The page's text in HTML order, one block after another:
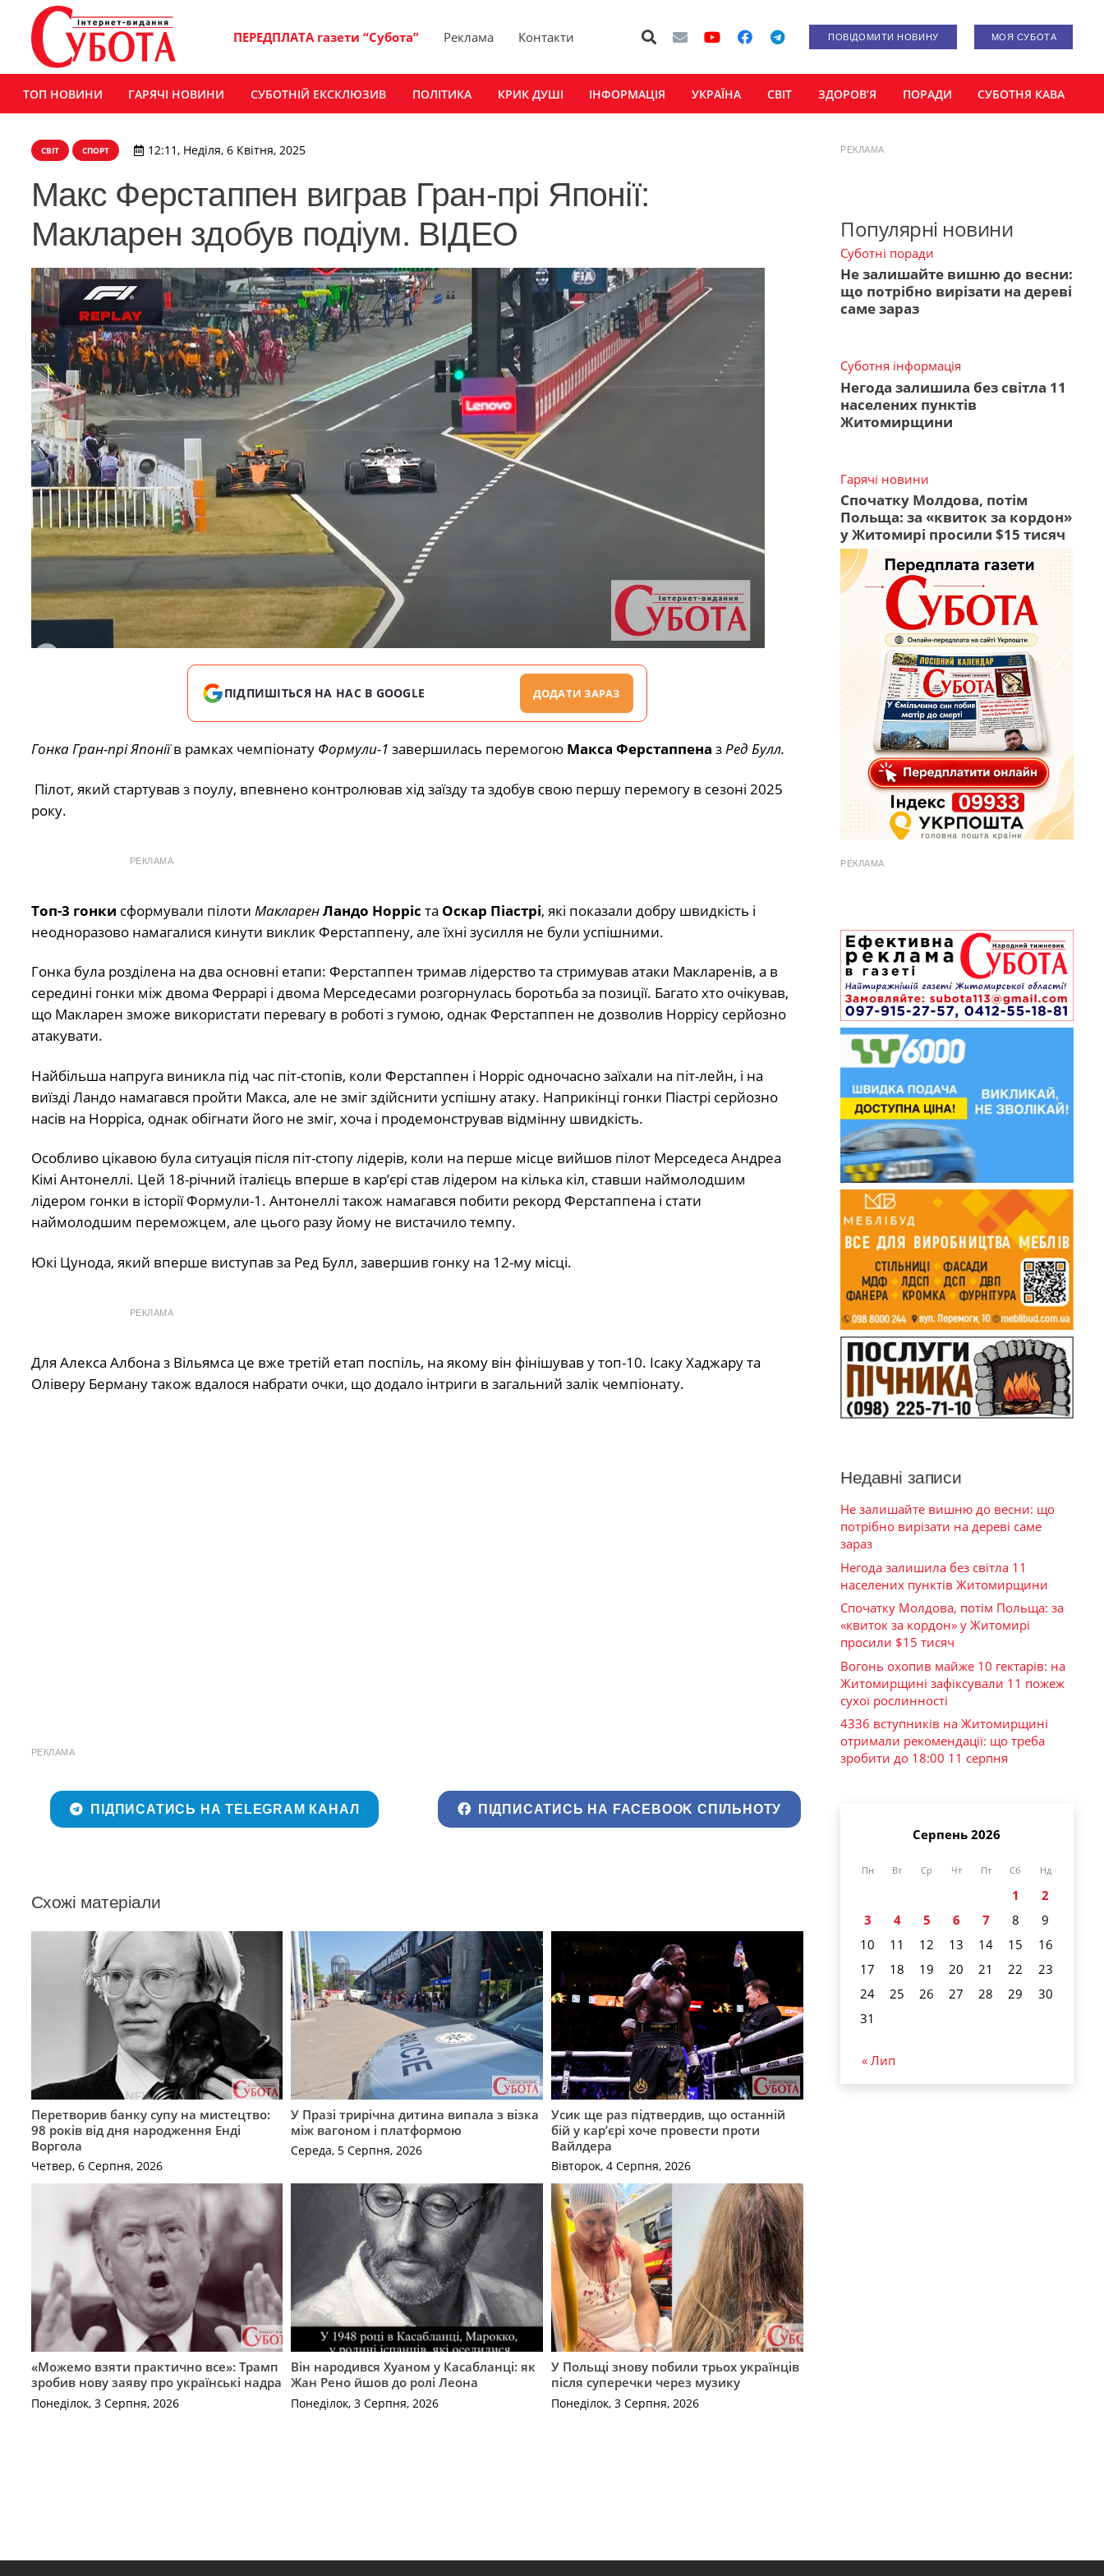
ПЕРЕДПЛАТА газети “Субота” Реклама Контакти ПОВІДОМИТИ НОВИНУ МОЯ СУБОТА
ТОП НОВИНИ ГАРЯЧІ НОВИНИ СУБОТНІЙ ЕКСКЛЮЗИВ ПОЛІТИКА КРИК ДУШІ ІНФОРМАЦІЯ УКРАЇНА СВІТ ЗДОРОВ’Я ПОРАДИ СУБОТНЯ КАВА
СВІТ СПОРТ 12:11, Неділя, 6 Квітня, 2025
Макс Ферстаппен виграв Гран-прі Японії:
Макларен здобув подіум. ВІДЕО
ПІДПИШІТЬСЯ НА НАС В GOOGLE ДОДАТИ ЗАРАЗ
Гонка Гран-прі Японіїв рамках чемпіонату Формули-1 завершилась перемогою Макса Ферстаппена зРед Булл.
Пілот, який стартував з поулу, впевнено контролював хід заїзду та здобув свою першу перемогу в сезоні 2025
року.
РЕКЛАМА
Топ-3 гонки сформували пілоти МакларенЛандо Норріс та Оскар Піастрі, які показали добру швидкість і
неодноразово намагалися кинути виклик Ферстаппену, але їхні зусилля не були успішними.
Гонка була розділена на два основні етапи: Ферстаппен тримав лідерство та стримував атаки Макларенів, а в
середині гонки між двома Феррарі і двома Мерседесами розгорнулась боротьба за позиції. Багато хто очікував,
що Макларен зможе використати перевагу в роботі з гумою, однак Ферстаппен не дозволив Норрісу серйозно
атакувати.
Найбільша напруга виникла під час піт-стопів, коли Ферстаппен і Норріс одночасно заїхали на піт-лейн, і на
виїзді Ландо намагався пройти Макса, але не зміг здійснити успішну атаку. Наприкінці гонки Піастрі серйозно
насів на Норріса, однак обігнати його не зміг, хоча і продемонстрував відмінну швидкість.
Особливо цікавою була ситуація після піт-стопу лідерів, коли на перше місце вийшов пілот Мерседеса Андреа
Кімі Антонеллі. Цей 18-річний італієць вперше в кар’єрі став лідером на кілька кіл, ставши наймолодшим
лідером гонки в історії Формули-1. Антонеллі також намагався побити рекорд Ферстаппена і стати
наймолодшим переможцем, але цього разу йому не вистачило темпу.
Юкі Цунода, який вперше виступав за Ред Булл, завершив гонку на 12-му місці.
РЕКЛАМА
Для Алекса Албона з Вільямса це вже третій етап поспіль, на якому він фінішував у топ-10. Ісаку Хаджару та
Оліверу Берману також вдалося набрати очки, що додало інтриги в загальний залік чемпіонату.
РЕКЛАМА
ПІДПИСАТИСЬ НА TELEGRAM КАНАЛ ПІДПИСАТИСЬ НА FACEBOOK СПІЛЬНОТУ
Схожі матеріали
Перетворив банку супу на мистецтво:
98 років від дня народження Енді
Воргола
Четвер, 6 Серпня, 2026
У Празі трирічна дитина випала з візка
між вагоном і платформою
Середа, 5 Серпня, 2026
Усик ще раз підтвердив, що останній
бій у кар’єрі хоче провести проти
Вайлдера
Вівторок, 4 Серпня, 2026
«Можемо взяти практично все»: Трамп
зробив нову заяву про українські надра
Понеділок, 3 Серпня, 2026
Він народився Хуаном у Касабланці: як
Жан Рено йшов до ролі Леона
Понеділок, 3 Серпня, 2026
У Польщі знову побили трьох українців
після суперечки через музику
Понеділок, 3 Серпня, 2026
РЕКЛАМА
Популярні новини
Суботні поради
Не залишайте вишню до весни:
що потрібно вирізати на дереві
саме зараз
Суботня інформація
Негода залишила без світла 11
населених пунктів
Житомирщини
Гарячі новини
Спочатку Молдова, потім
Польща: за «квиток за кордон»
у Житомирі просили $15 тисяч
РЕКЛАМА
Недавні записи
Не залишайте вишню до весни: що
потрібно вирізати на дереві саме
зараз
Негода залишила без світла 11
населених пунктів Житомирщини
Спочатку Молдова, потім Польща: за
«квиток за кордон» у Житомирі
просили $15 тисяч
Вогонь охопив майже 10 гектарів: на
Житомирщині зафіксували 11 пожеж
сухої рослинності
4336 вступників на Житомирщині
отримали рекомендації: що треба
зробити до 18:00 11 серпня
Серпень 2026
Пн Вт Ср Чт Пт Сб Нд
1
2
3
4 5 6 7 8
9
10
11 12 13 14 15
16
17
18 19 20 21 22
23
24
25 26 27 28 29
30
31
« Лип